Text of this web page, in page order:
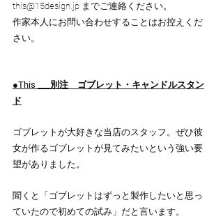
this@15design.jp までご連絡ください。
作家本人にお問い合わせすることはお控えくだ
さい。
●This ___別注　ゴブレット・キャンドルスタン
ド
ゴブレットが大好きな当店のスタッフ。ぜひ彼
女が作るゴブレットが見てみたいという強い要
望がありました。
聞くと「ゴブレットはずっと製作したいと思っ
ていたので初めての試み」だと言います。